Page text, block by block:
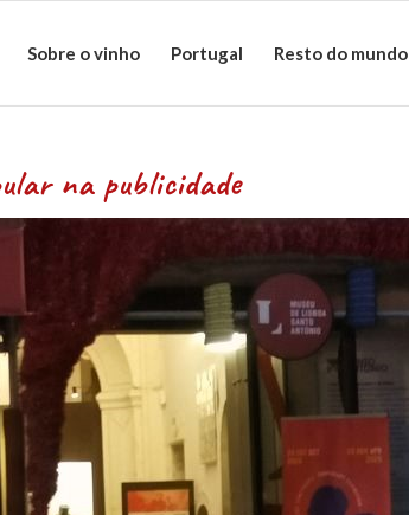
Sobre o vinho Portugal Resto do mundo
publicidade